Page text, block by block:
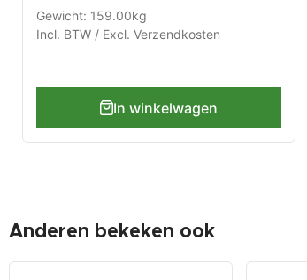
Gewicht: 159.00kg
Incl. BTW / Excl. Verzendkosten
In winkelwagen
Anderen bekeken ook